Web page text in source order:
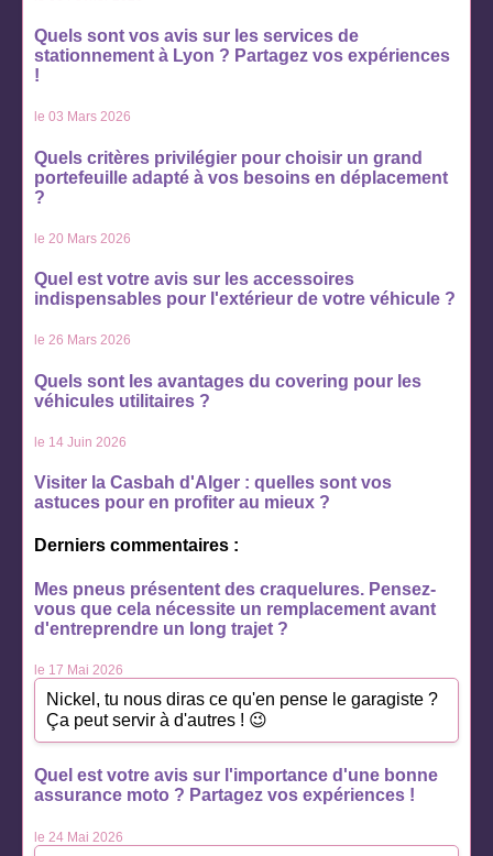
Quels sont vos avis sur les services de
stationnement à Lyon ? Partagez vos expériences
!
le 03 Mars 2026
Quels critères privilégier pour choisir un grand
portefeuille adapté à vos besoins en déplacement
?
le 20 Mars 2026
Quel est votre avis sur les accessoires
indispensables pour l'extérieur de votre véhicule ?
le 26 Mars 2026
Quels sont les avantages du covering pour les
véhicules utilitaires ?
le 14 Juin 2026
Visiter la Casbah d'Alger : quelles sont vos
astuces pour en profiter au mieux ?
Derniers commentaires :
Mes pneus présentent des craquelures. Pensez-
vous que cela nécessite un remplacement avant
d'entreprendre un long trajet ?
le 17 Mai 2026
Nickel, tu nous diras ce qu'en pense le garagiste ?
Ça peut servir à d'autres ! 😉
Quel est votre avis sur l'importance d'une bonne
assurance moto ? Partagez vos expériences !
le 24 Mai 2026